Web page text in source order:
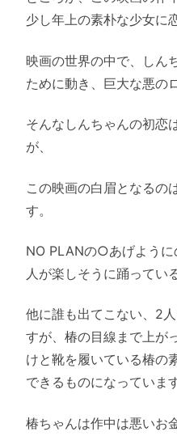
少し年上の素朴な少女に
映画の世界の中で、しん
ために動き、巨大な悪の
そんなしんちゃんの初恋
が、
この映画の白眉となるの
す。
NO PLANの○あげように
人が楽しそうに踊ってい
他に誰も出てこない、2
すが、椿の目線まで上が
けと靴を履いている椿の
できるものになっています
椿ちゃんは作中は悪いお